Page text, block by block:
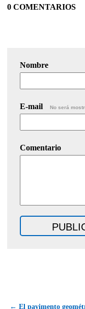
0 COMENTARIOS
Nombre
E-mail No será
Comentario
← El pavimento